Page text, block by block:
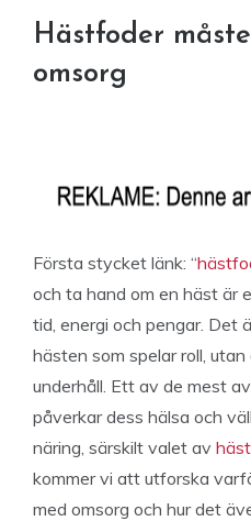
Hästfoder
omsorg
Första stycket länk: “
och ta hand om en häst är
tid, energi och pengar. Det
hästen som spelar roll,
underhåll. Ett av de mest
påverkar dess hälsa och
näring, särskilt valet av
kommer vi att utforska
med omsorg och hur det